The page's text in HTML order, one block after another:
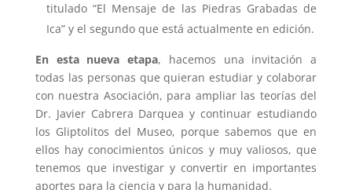
titulado “El Mensaje de las Piedras Grabadas de
Ica” y el segundo que está actualmente en edición.
En esta nueva etapa, hacemos una invitación a
todas las personas que quieran estudiar y colaborar
con nuestra Asociación, para ampliar las teorías del
Dr. Javier Cabrera Darquea y continuar estudiando
los Gliptolitos del Museo, porque sabemos que en
ellos hay conocimientos únicos y muy valiosos, que
tenemos que investigar y convertir en importantes
aportes para la ciencia y para la humanidad.